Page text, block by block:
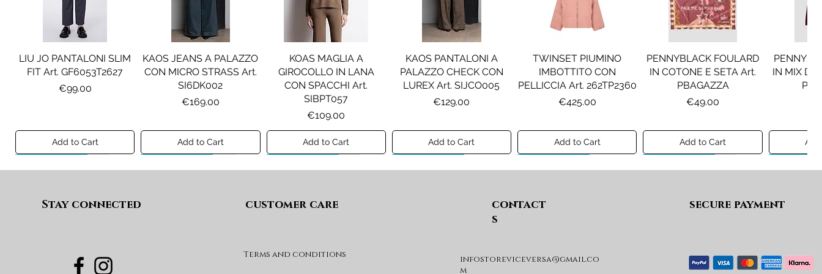
LIU JO PANTALONI SLIM
FIT Art. GF6053T2627
Price
€99.00
Add to Cart
KAOS JEANS A PALAZZO
CON MICRO STRASS Art.
SI6DK002
Price
€169.00
Add to Cart
KOAS MAGLIA A
GIROCOLLO IN LANA
CON SPACCHI Art.
SIBPT057
Price
€109.00
Add to Cart
KAOS PANTALONI A
PALAZZO CHECK CON
LUREX Art. SIJCO005
Price
€129.00
Add to Cart
TWINSET PIUMINO
IMBOTTITO CON
PELLICCIA Art. 262TP2360
Price
€425.00
Add to Cart
PENNYBLACK FOULARD
IN COTONE E SETA Art.
PBAGAZZA
Price
€49.00
Add to Cart
IN MIX DI
PENNYBLACK BLAZER IN
PENNYBLACK GIACCA
PENNYBLACK JOGGERS
PINKO ANFIBIO MOD. EVA
PINKO STIVALI MOD.
LIU JO MINIGONNA IN
LIU JO
LIU JO SHORT CON
Stay connected customer care
Terms and conditions
contact
s
infostoreviceversa@gmail.co
m
secure payment